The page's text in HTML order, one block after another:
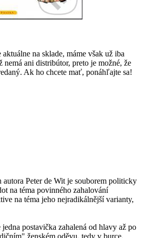
na sklade, máme však už iba
nemá ani distribútor, preto je možné, že
Ak ho chcete mať, ponáhľajte sa!
Peter de Wit je souborem politicky
na téma povinného zahalování
na téma jeho nejradikálnější varianty,
jedna postavička zahalená od hlavy až po